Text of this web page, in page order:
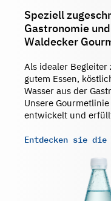
Speziell
Gastronomie
Waldecker
Als idealer Begleiter
gutem Essen,
Wasser aus der
Unsere
entwickelt und
Entdecken sie die